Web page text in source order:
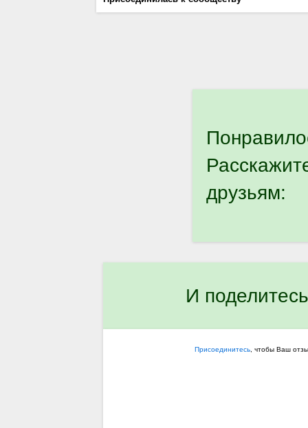
друзьям:
И
Присоединитесь , чтобы Ваш